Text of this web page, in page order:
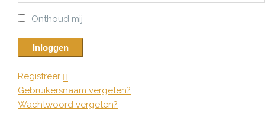
Onthoud mij
Inloggen
Registreer
Gebruikersnaam vergeten?
Wachtwoord vergeten?